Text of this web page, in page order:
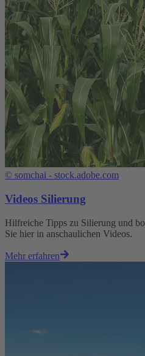
© somchai - stock.adobe.com
Videos Silierung
Hilfreiche Tipps zu Silierung und
Sie hier in anschaulichen Videos.
Mehr erfahren